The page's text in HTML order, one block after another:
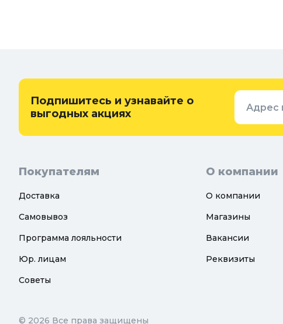
Теплицы, парники и укрывной
материал
Придверные
Подпишитесь и узнавайте о
выгодных акциях
Адрес
Покупателям
Доставка
Самовывоз
Программа лояльности
Юр. лицам
Советы
О компании
О компании
Магазины
Вакансии
Реквизиты
© 2026 Все права защищены